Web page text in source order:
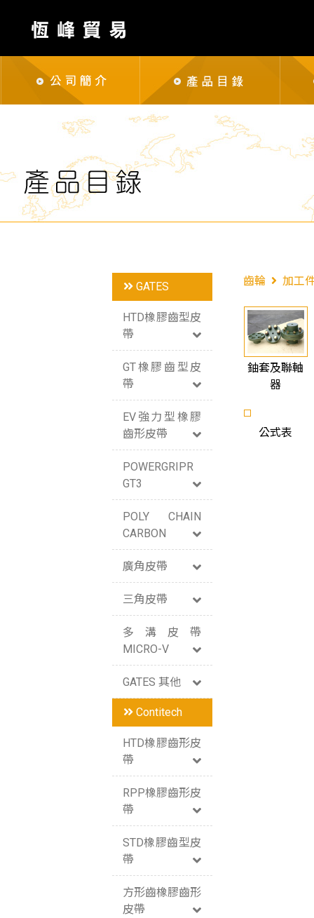
GATES
HTD橡膠齒型皮
帶
GT橡膠齒型皮
帶
EV強力型橡膠
齒形皮帶
POWERGRIPR
GT3
POLY CHAIN
CARBON
廣角皮帶
三角皮帶
多溝皮帶
MICRO-V
GATES 其他
Contitech
HTD橡膠齒形皮
帶
RPP橡膠齒形皮
帶
STD橡膠齒型皮
帶
方形齒橡膠齒形
皮帶
齒輪 加工
鈾套及聯軸
器
公式表